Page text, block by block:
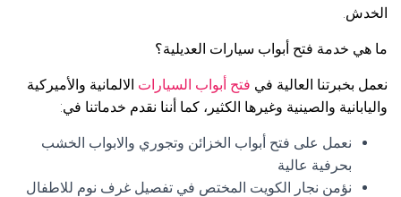
الخدش.
ما هي خدمة فتح أبواب سيارات العديلية؟
نعمل بخبرتنا العالية في فتح أبواب السيارات الالمانية والأميركية
واليابانية والصينية وغيرها الكثير، كما أننا نقدم خدماتنا في:
نعمل على فتح أبواب الخزائن وتجوري والابواب الخشب
بحرفية عالية
نؤمن نجار الكويت المختص في تفصيل غرف نوم للاطفال